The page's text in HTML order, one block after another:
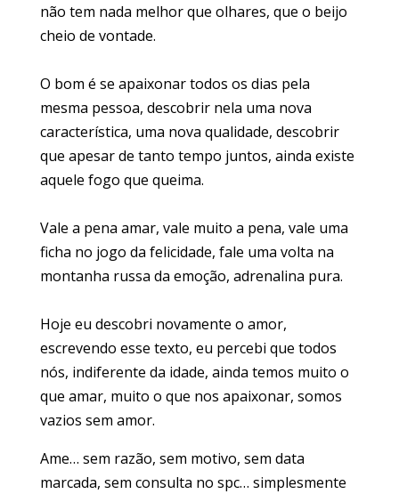
não tem nada melhor que olhares, que o beijo
cheio de vontade.
O bom é se apaixonar todos os dias pela
mesma pessoa, descobrir nela uma nova
característica, uma nova qualidade, descobrir
que apesar de tanto tempo juntos, ainda existe
aquele fogo que queima.
Vale a pena amar, vale muito a pena, vale uma
ficha no jogo da felicidade, fale uma volta na
montanha russa da emoção, adrenalina pura.
Hoje eu descobri novamente o amor,
escrevendo esse texto, eu percebi que todos
nós, indiferente da idade, ainda temos muito o
que amar, muito o que nos apaixonar, somos
vazios sem amor.
Ame… sem razão, sem motivo, sem data
marcada, sem consulta no spc… simplesmente